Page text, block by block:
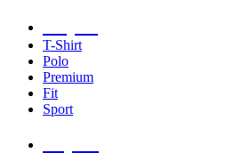
T-Shirt
Polo
Premium
Fit
Sport